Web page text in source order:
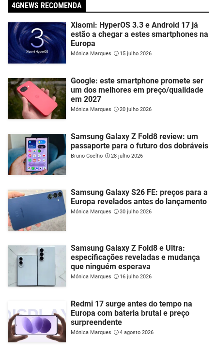
4GNEWS RECOMENDA
Xiaomi: HyperOS 3.3 e Android 17 já
estão a chegar a estes smartphones na
Europa
Mónica Marques 15 julho 2026
Google: este smartphone promete ser
um dos melhores em preço/qualidade
em 2027
Mónica Marques 20 julho 2026
Samsung Galaxy Z Fold8 review: um
passaporte para o futuro dos dobráveis
Bruno Coelho 28 julho 2026
Samsung Galaxy S26 FE: preços para a
Europa revelados antes do lançamento
Mónica Marques 30 julho 2026
Samsung Galaxy Z Fold8 e Ultra:
especificações reveladas e mudança
que ninguém esperava
Mónica Marques 16 julho 2026
Redmi 17 surge antes do tempo na
Europa com bateria brutal e preço
surpreendente
Mónica Marques 4 agosto 2026